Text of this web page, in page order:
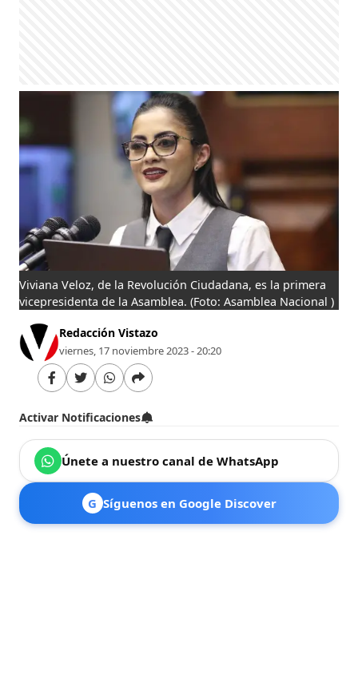
Viviana Veloz, de la Revolución Ciudadana, es la primera
vicepresidenta de la Asamblea.(Foto: Asamblea Nacional )
Redacción Vistazo
viernes, 17 noviembre 2023 - 20:20
Activar Notificaciones
Únete a nuestro canal de WhatsApp
G Síguenos en Google Discover